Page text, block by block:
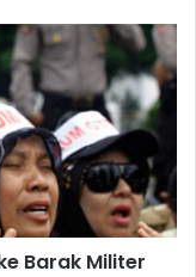
Barak Militer